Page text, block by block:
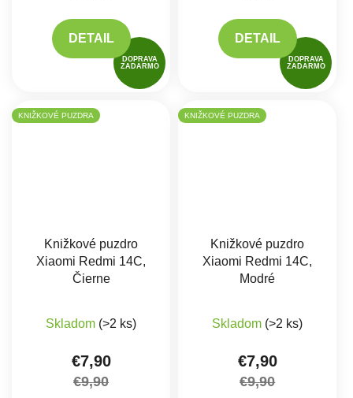
DOPRAVA
ZADARMO
DETAIL
DOPRAVA
ZADARMO
DETAIL
KNIŽKOVÉ PUZDRA
Knižkové puzdro
Xiaomi Redmi 14C,
Čierne
Skladom (>2 ks)
€7,90
€9,90
KNIŽKOVÉ PUZDRA
Knižkové puzdro
Xiaomi Redmi 14C,
Modré
Skladom (>2 ks)
€7,90
€9,90